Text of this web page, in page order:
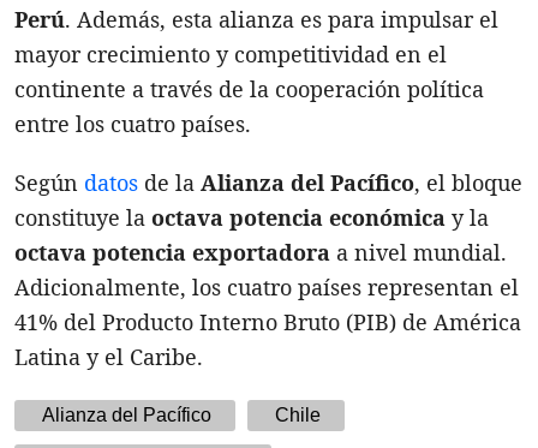
Perú. Además, esta alianza es para impulsar el
mayor crecimiento y competitividad en el
continente a través de la cooperación política
entre los cuatro países.
Según datos de la Alianza del Pacífico, el bloque
constituye la octava potencia económica y la
octava potencia exportadora a nivel mundial.
Adicionalmente, los cuatro países representan el
41% del Producto Interno Bruto (PIB) de América
Latina y el Caribe.
Alianza del Pacífico Chile